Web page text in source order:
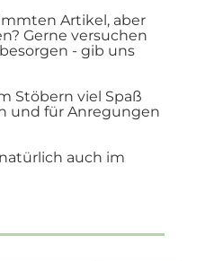
Artikel, aber
Gerne versuchen
- gib uns
Stöbern viel Spaß
und für Anregungen
auch im